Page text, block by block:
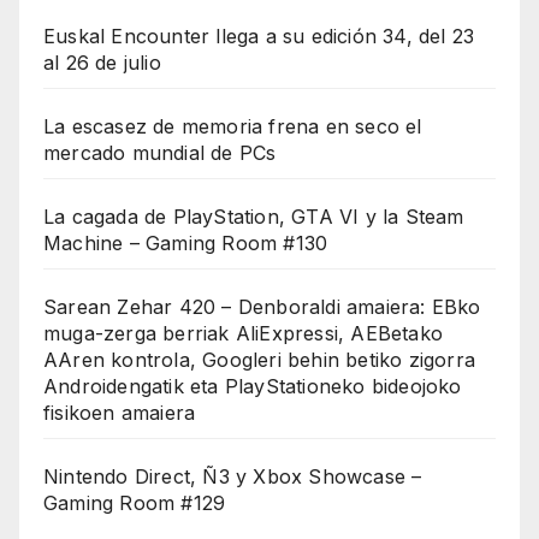
Euskal Encounter llega a su edición 34, del 23
al 26 de julio
La escasez de memoria frena en seco el
mercado mundial de PCs
La cagada de PlayStation, GTA VI y la Steam
Machine – Gaming Room #130
Sarean Zehar 420 – Denboraldi amaiera: EBko
muga-zerga berriak AliExpressi, AEBetako
AAren kontrola, Googleri behin betiko zigorra
Androidengatik eta PlayStationeko bideojoko
fisikoen amaiera
Nintendo Direct, Ñ3 y Xbox Showcase –
Gaming Room #129